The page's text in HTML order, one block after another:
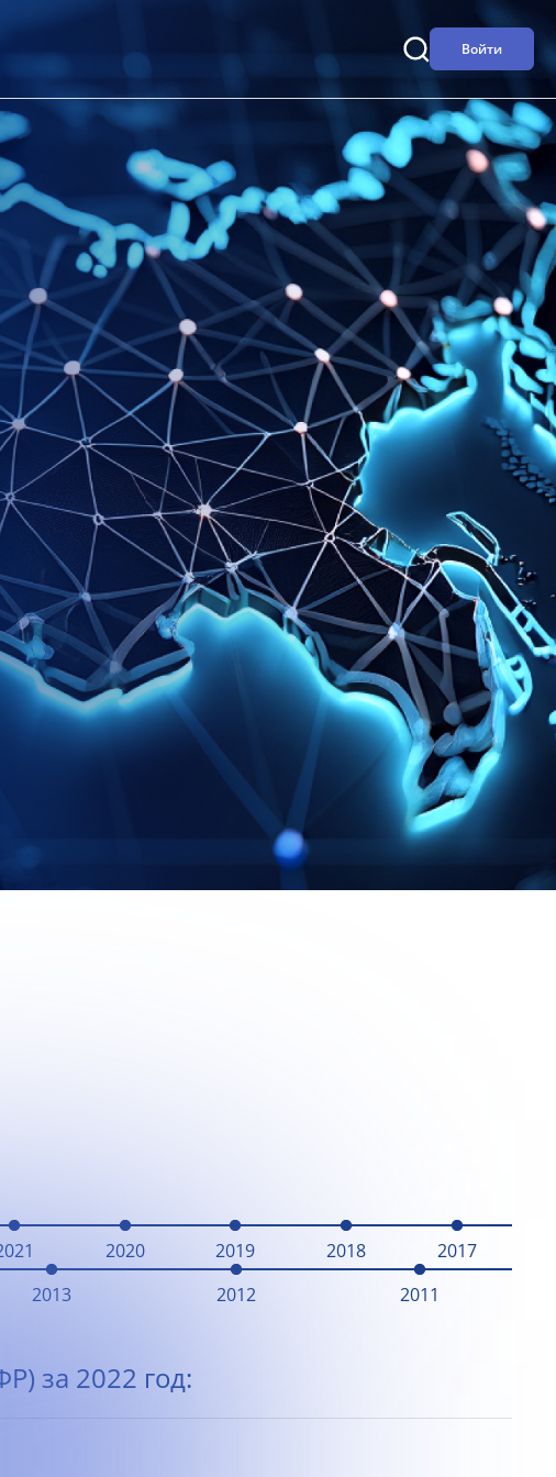
Войти
2020 2019 2018
2017
2013 2012 2011
за 2022 год: